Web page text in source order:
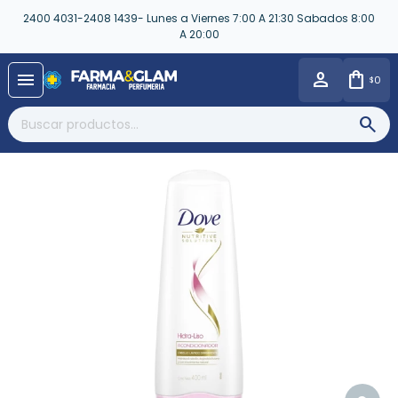
2400 4031-2408 1439- Lunes a Viernes 7:00 A 21:30 Sabados 8:00
A 20:00
menu $0